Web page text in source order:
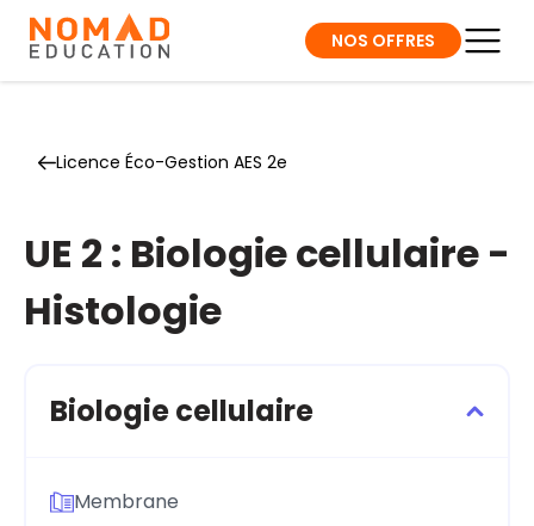
NOS OFFRES
Licence Éco-Gestion AES 2e
UE 2 : Biologie cellulaire -
Histologie
Biologie cellulaire
Membrane